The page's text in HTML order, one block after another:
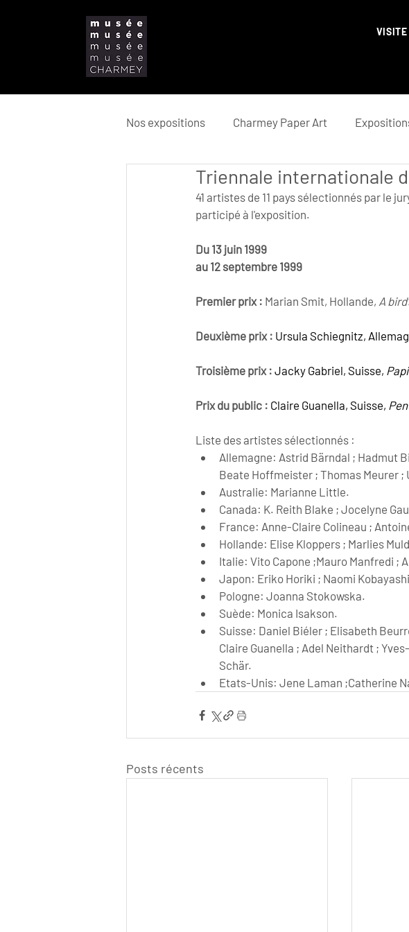
VISITE
Nos expositions Charmey Paper Art
Triennale internationale
41 artistes de 11 pays sélectionnés par le
participé à l'exposition.
Du 13 juin 1999
au 12 septembre 1999
Premier prix : Marian Smit, Hollande, A
Deuxième prix : Ursula Schiegnitz,
Troisième prix : Jacky Gabriel, Suisse,
Prix du public : Claire Guanella, Suisse,
Liste des artistes sélectionnés :
Allemagne: Astrid Bärndal ; Hadmut
Beate Hoffmeister ; Thomas Meurer
Australie: Marianne Little.
Canada: K. Reith Blake ; Jocelyne
France: Anne-Claire Colineau ;
Hollande: Elise Kloppers ; Marlies
Italie: Vito Capone ;Mauro Manfredi ;
Japon: Eriko Horiki ; Naomi
Pologne: Joanna Stokowska.
Suède: Monica Isakson.
Suisse: Daniel Biéler ; Elisabeth
Claire Guanella ; Adel Neithardt ;
Schär.
Etats-Unis: Jene Laman ;Catherine
Posts récents